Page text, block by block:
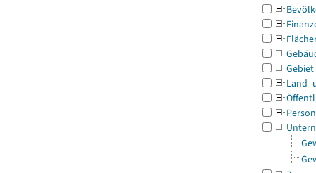
Gebiet
Land-